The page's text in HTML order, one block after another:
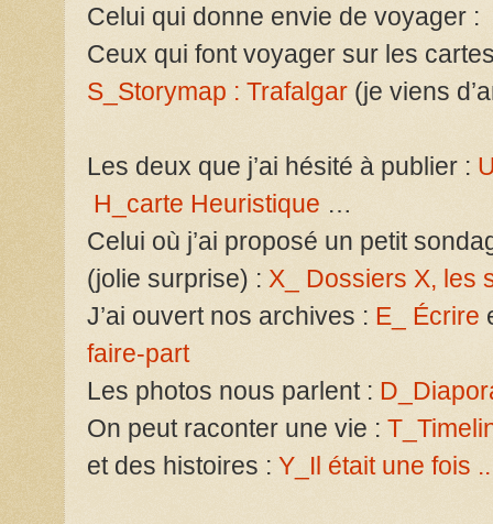
Celui qui donne envie de voyager :
Ceux qui font voyager sur les
S_Storymap : Trafalgar (je viens
Les deux que j’ai hésité à publier :
H_carte Heuristique …
Celui où j’ai proposé un petit
(jolie surprise) : X_ Dossiers X, les
J’ai ouvert nos archives : E_ Écrire
faire-part
Les photos nous parlent :
On peut raconter une vie :
et des histoires : Y_Il était une fois